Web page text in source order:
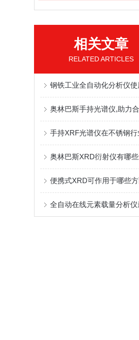
相关文章
RELATED ARTICLES
奥林巴斯手持光谱仪,助力
奥林巴斯XRD衍射仪有哪
便携式XRD可作用于哪些方